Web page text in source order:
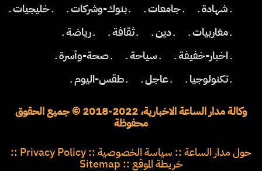
ـ شهادة ـ
ـ جامعات ـ ـ بنوك-وشركات ـ
ـ خليجيات ـ
ـ مغاربيات ـ
ـ دين ـ ـ ثقافة ـ
ـ رياضة ـ
ـ اخبار-خفيفة ـ
ـ سياحة ـ
ـ صحة-وأسرة ـ
ـ تكنولوجيا ـ
ـ عاجل ـ ـ طقس-اليوم ـ
وكالة مدار الساعة الاخبارية، 2022-2018 © جميع الحقوق
محفوظة
حول مدار الساعة :: سياسة الخصوصية ::
Privacy Policy
::
خريطة الموقع ::
Sitemap